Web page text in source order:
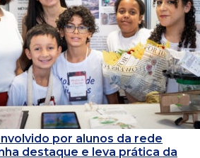
por alunos da rede
destaque e leva prática da